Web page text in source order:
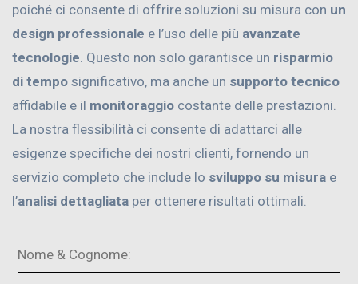
poiché ci consente di offrire soluzioni su misura con un
design professionale e l’uso delle più avanzate
tecnologie . Questo non solo garantisce un risparmio
di tempo significativo, ma anche un supporto tecnico
affidabile e il monitoraggio costante delle prestazioni.
La nostra flessibilità ci consente di adattarci alle
esigenze specifiche dei nostri clienti, fornendo un
servizio completo che include lo sviluppo su misura e
l’analisi dettagliata per ottenere risultati ottimali.